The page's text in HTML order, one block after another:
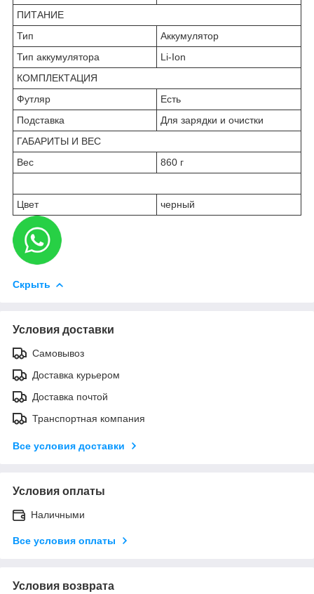
ПИТАНИЕ
Тип
Аккумулятор
Тип аккумулятора
Li-Ion
КОМПЛЕКТАЦИЯ
Футляр
Есть
Подставка
Для зарядки и очистки
ГАБАРИТЫ И ВЕС
Вес
860 г
Цвет черный
Скрыть
Условия доставки
Самовывоз
Доставка курьером
Доставка почтой
Транспортная компания
Все условия доставки
Условия оплаты
Наличными
Все условия оплаты
Условия возврата